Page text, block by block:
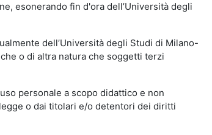
esonerando fin d'ora dell’Università degli
dell’Università degli Studi di Milano-
o di altra natura che soggetti terzi
personale a scopo didattico e non
o dai titolari e/o detentori dei diritti